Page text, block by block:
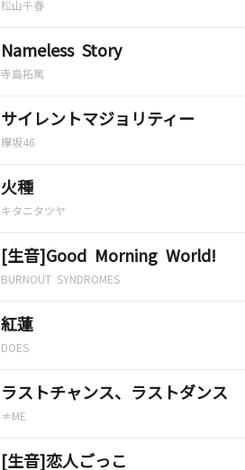
松山千春
Nameless Story
寺島拓篤
サイレントマジョリティー
欅坂46
火種
キタニタツヤ
[生音]Good Morning World!
BURNOUT SYNDROMES
紅蓮
DOES
ラストチャンス、ラストダンス
≠ME
[生音]恋人ごっこ